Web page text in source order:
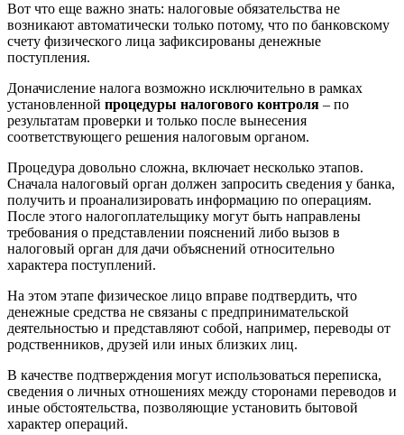
Вот что еще важно знать: налоговые обязательства не
возникают автоматически только потому, что по банковскому
счету физического лица зафиксированы денежные
поступления.
Доначисление налога возможно исключительно в рамках
установленной процедуры налогового контроля – по
результатам проверки и только после вынесения
соответствующего решения налоговым органом.
Процедура довольно сложна, включает несколько этапов.
Сначала налоговый орган должен запросить сведения у банка,
получить и проанализировать информацию по операциям.
После этого налогоплательщику могут быть направлены
требования о представлении пояснений либо вызов в
налоговый орган для дачи объяснений относительно
характера поступлений.
На этом этапе физическое лицо вправе подтвердить, что
денежные средства не связаны с предпринимательской
деятельностью и представляют собой, например, переводы от
родственников, друзей или иных близких лиц.
В качестве подтверждения могут использоваться переписка,
сведения о личных отношениях между сторонами переводов и
иные обстоятельства, позволяющие установить бытовой
характер операций.